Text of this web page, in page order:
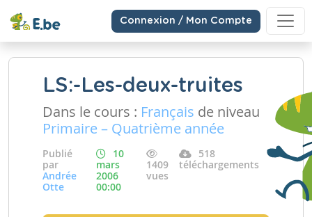
Connexion / Mon Compte
LS:-Les-deux-truites
Dans le cours : Français de niveau
Primaire – Quatrième année
Publié
par
Andrée
Otte
10
mars
2006
00:00
1409
vues
518
téléchargements